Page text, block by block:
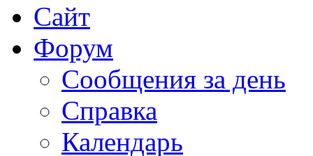
Сайт
Форум
Сообщения за день
Справка
Календарь